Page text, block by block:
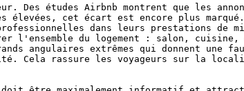
études Airbnb montrent que les
élevées, cet écart est encore plus
dans leurs prestations de
l'ensemble du logement : salon,
angulaires extrêmes qui donnent une
Cela rassure les voyageurs sur la